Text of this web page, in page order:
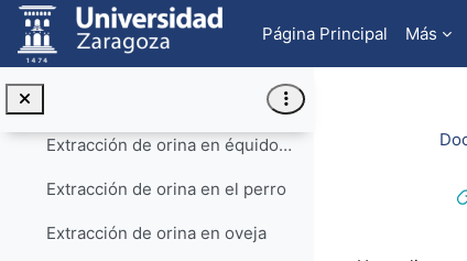
Salta al contenido principal
Página Principal
Más
Extracción de orina en équidos HD
Extracción de orina en el perro
Extracción de orina en oveja